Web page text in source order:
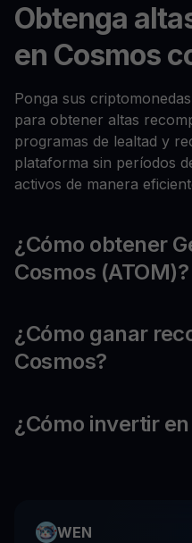
Obtenga
en Cosmos
Ponga sus
para obtener altas
programas de lealtad y
plataforma sin períodos
activos de manera
¿Cómo obtener
Cosmos (ATOM)?
¿Cómo ganar
Cosmos?
¿Cómo invertir
WEN